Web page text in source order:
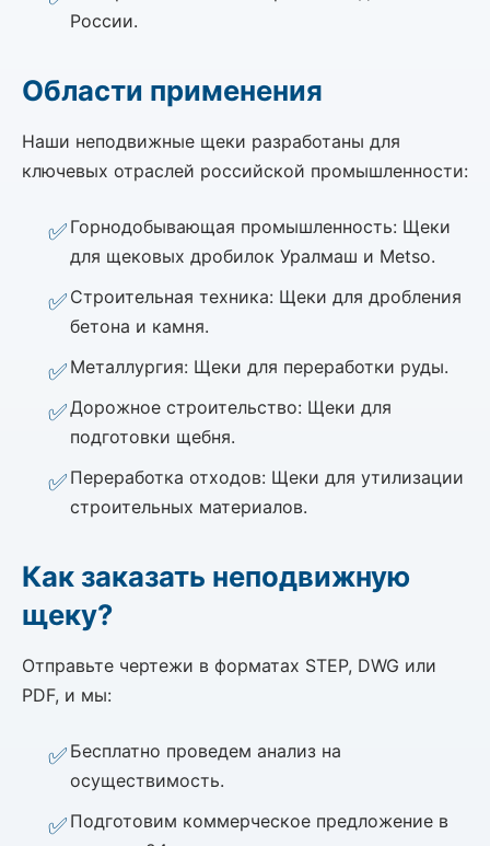
России.
Области применения
Наши неподвижные щеки разработаны для
ключевых отраслей российской промышленности:
Горнодобывающая промышленность: Щеки
для щековых дробилок Уралмаш и Metso.
Строительная техника: Щеки для дробления
бетона и камня.
Металлургия: Щеки для переработки руды.
Дорожное строительство: Щеки для
подготовки щебня.
Переработка отходов: Щеки для утилизации
строительных материалов.
Как заказать неподвижную
щеку?
Отправьте чертежи в форматах STEP, DWG или
PDF, и мы:
Бесплатно проведем анализ на
осуществимость.
Подготовим коммерческое предложение в